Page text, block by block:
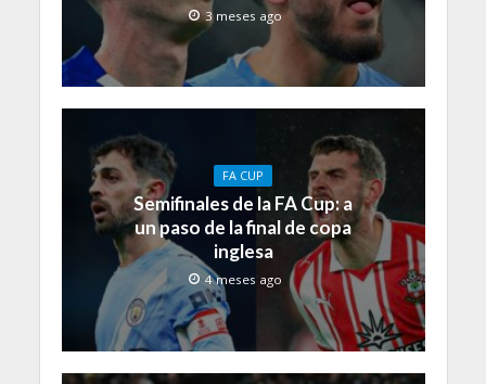
3 meses ago
FA CUP
Semifinales de la FA Cup: a
un paso de la final de copa
inglesa
4 meses ago